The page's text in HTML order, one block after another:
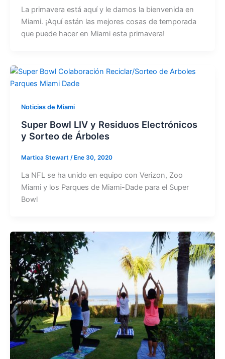
La primavera está aquí y le damos la bienvenida en
Miami. ¡Aquí están las mejores cosas de temporada
que puede hacer en Miami esta primavera!
Noticias de Miami
Super Bowl LIV y Residuos Electrónicos
y Sorteo de Árboles
Martica Stewart / Ene 30, 2020
La NFL se ha unido en equipo con Verizon, Zoo
Miami y los Parques de Miami-Dade para el Super
Bowl